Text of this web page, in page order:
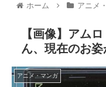
ホーム アニメ
【画像】アム
ん、現在のお
アニメ・マンガ